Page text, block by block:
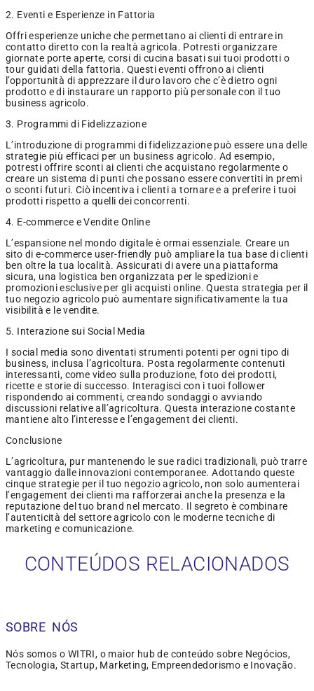
2. Eventi e Esperienze in Fattoria
Offri esperienze uniche che permettano ai clienti di entrare in
contatto diretto con la realtà agricola. Potresti organizzare
giornate porte aperte, corsi di cucina basati sui tuoi prodotti o
tour guidati della fattoria. Questi eventi offrono ai clienti
l’opportunità di apprezzare il duro lavoro che c’è dietro ogni
prodotto e di instaurare un rapporto più personale con il tuo
business agricolo.
3. Programmi di Fidelizzazione
L’introduzione di programmi di fidelizzazione può essere una delle
strategie più efficaci per un business agricolo. Ad esempio,
potresti offrire sconti ai clienti che acquistano regolarmente o
creare un sistema di punti che possano essere convertiti in premi
o sconti futuri. Ciò incentiva i clienti a tornare e a preferire i tuoi
prodotti rispetto a quelli dei concorrenti.
4. E-commerce e Vendite Online
L’espansione nel mondo digitale è ormai essenziale. Creare un
sito di e-commerce user-friendly può ampliare la tua base di clienti
ben oltre la tua località. Assicurati di avere una piattaforma
sicura, una logistica ben organizzata per le spedizioni e
promozioni esclusive per gli acquisti online. Questa strategia per il
tuo negozio agricolo può aumentare significativamente la tua
visibilità e le vendite.
5. Interazione sui Social Media
I social media sono diventati strumenti potenti per ogni tipo di
business, inclusa l’agricoltura. Posta regolarmente contenuti
interessanti, come video sulla produzione, foto dei prodotti,
ricette e storie di successo. Interagisci con i tuoi follower
rispondendo ai commenti, creando sondaggi o avviando
discussioni relative all’agricoltura. Questa interazione costante
mantiene alto l’interesse e l’engagement dei clienti.
Conclusione
L’agricoltura, pur mantenendo le sue radici tradizionali, può trarre
vantaggio dalle innovazioni contemporanee. Adottando queste
cinque strategie per il tuo negozio agricolo, non solo aumenterai
l’engagement dei clienti ma rafforzerai anche la presenza e la
reputazione del tuo brand nel mercato. Il segreto è combinare
l’autenticità del settore agricolo con le moderne tecniche di
marketing e comunicazione.
CONTEÚDOS RELACIONADOS
SOBRE NÓS
Nós somos o WITRI, o maior hub de conteúdo sobre Negócios,
Tecnologia, Startup, Marketing, Empreendedorismo e Inovação.